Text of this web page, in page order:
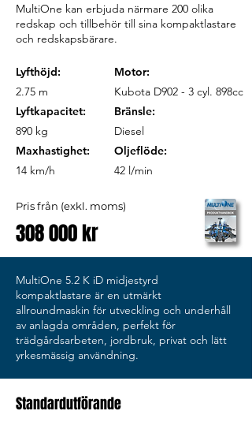
MultiOne kan erbjuda närmare 200 olika
redskap och tillbehör till sina kompaktlastare
och redskapsbärare.
Lyfthöjd:
2.75 m
Lyftkapacitet:
890 kg
Maxhastighet:
14 km/h
Motor:
Kubota D902 - 3 cyl. 898cc
Bränsle:
Diesel
Oljeflöde:
42 l/min
Pris från (exkl. moms)
308 000 kr
MultiOne 5.2 K iD midjestyrd
kompaktlastare är en utmärkt
allroundmaskin för utveckling och underhåll
av anlagda områden, perfekt för
trädgårdsarbeten, jordbruk, privat och lätt
yrkesmässig användning.
Standardutförande